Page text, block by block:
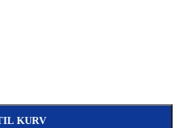
Volvo), Volvo S60, V60 (2019-
KURV